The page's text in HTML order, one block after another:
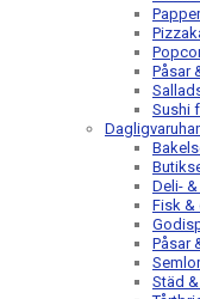
Påsar
Sushi
Deli-
Fisk &
Påsar
Städ